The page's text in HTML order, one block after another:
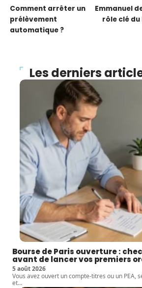
Comment arrêter un
prélèvement
automatique ?
Emmanuel
rôle clé du
Les derniers
Bourse de Paris ouverture :
avant de lancer vos premiers
5 août 2026
Vous avez ouvert un compte-titres ou un PEA,
et…